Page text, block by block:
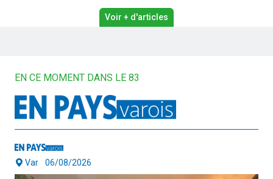
Voir + d'articles
EN CE MOMENT DANS LE 83
Var 06/08/2026